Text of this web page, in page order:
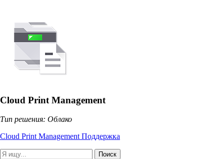
Cloud Print Management
Тип решения: Облако
Cloud Print Management Поддержка
Поиск